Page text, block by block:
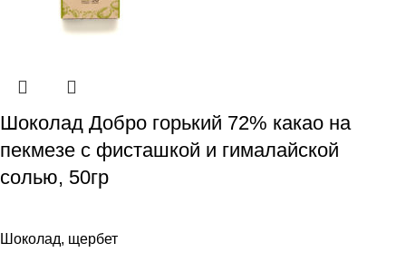
Шоколад Добро горький 72% какао на
пекмезе с фисташкой и гималайской
солью, 50гр
Шоколад, щербет